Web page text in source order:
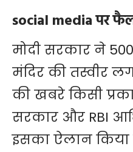
social media पर
मोदी सरकार ने
मंदिर की तस्वीर
की खबरे किसी
सरकार और RBI
इसका ऐलान किया